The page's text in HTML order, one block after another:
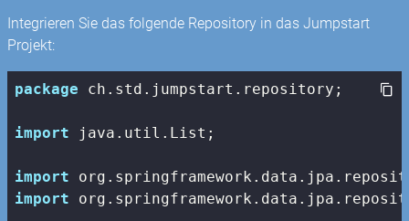
Integrieren Sie das folgende Repository in das Jumpstart
Projekt:
package ch.std.jumpstart.repository;
import java.util.List;
import
import